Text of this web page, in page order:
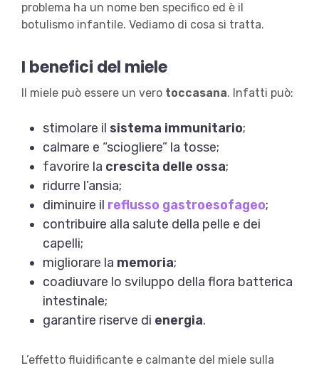
problema ha un nome ben specifico ed è il
botulismo infantile. Vediamo di cosa si tratta.
I benefici del miele
Il miele può essere un vero toccasana. Infatti può:
stimolare il sistema immunitario;
calmare e “sciogliere” la tosse;
favorire la crescita delle ossa;
ridurre l’ansia;
diminuire il reflusso gastroesofageo;
contribuire alla salute della pelle e dei
capelli;
migliorare la memoria;
coadiuvare lo sviluppo della flora batterica
intestinale;
garantire riserve di energia.
L’effetto fluidificante e calmante del miele sulla